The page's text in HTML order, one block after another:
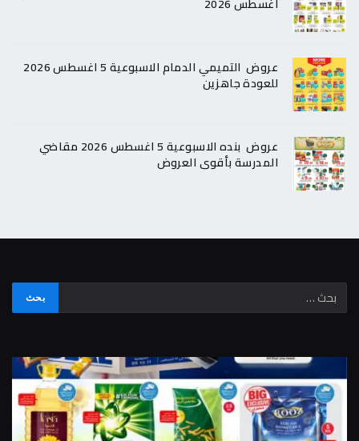
عروض التميمي الدمام الاسبوعية 5 اغسطس 2026
للعودة جاهزين
عروض بنده الاسبوعية 5 اغسطس 2026 مقاضي
المدرسة بأقوى العروض